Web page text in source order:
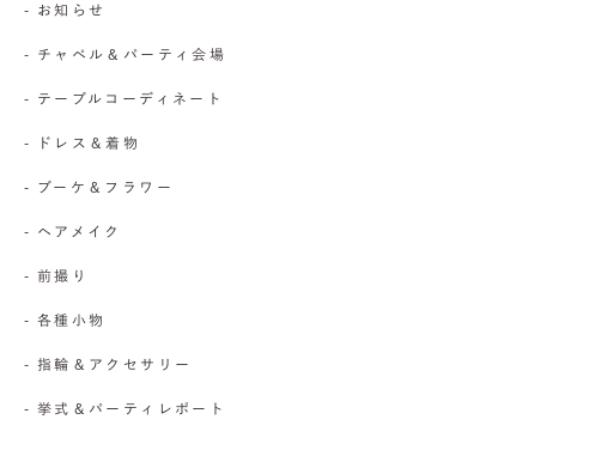
- お知らせ
- チャペル＆パーティ会場
- テーブルコーディネート
- ドレス＆着物
- ブーケ＆フラワー
- ヘアメイク
- 前撮り
- 各種小物
- 指輪＆アクセサリー
- 挙式＆パーティレポート